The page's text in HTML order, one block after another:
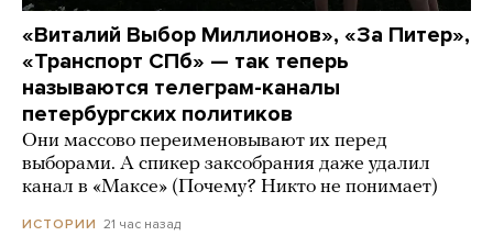
«Виталий Выбор Миллионов», «За Питер»,
«Транспорт СПб» — так теперь
называются телеграм-каналы
петербургских политиков
Они массово переименовывают их перед
выборами. А спикер заксобрания даже удалил
канал в «Максе» (Почему? Никто не понимает)
ИСТОРИИ 21 час назад